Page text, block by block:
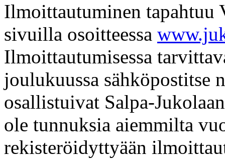
Ilmoittautuminen tapahtuu
sivuilla osoitteessa
Ilmoittautumisessa
joulukuussa
osallistuivat Salpa-
ole tunnuksia aiemmilta
rekisteröidyttyään